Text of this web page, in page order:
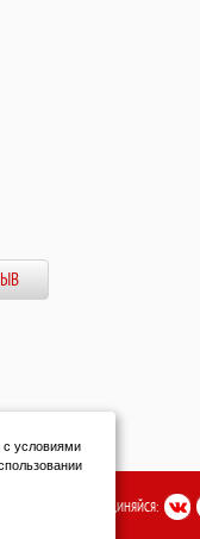
ПРИСОЕДИНЯЙСЯ:
условиями